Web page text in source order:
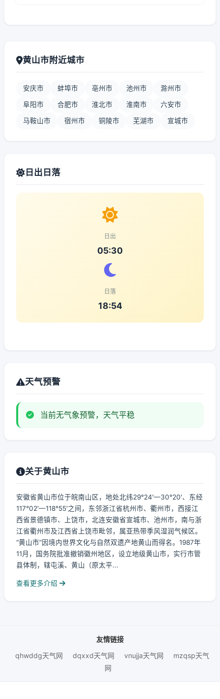
黄山市附近城市
安庆市 蚌埠市 亳州市 池州市 滁州市
阜阳市 合肥市 淮北市 淮南市 六安市
马鞍山市 宿州市 铜陵市 芜湖市 宣城市
日出日落
日出
05:30
日落
18:54
天气预警
当前无气象预警，天气平稳
关于黄山市
安徽省黄山市位于皖南山区，地处北纬29°24′—30°20′、东经
117°02′—118°55′之间，东邻浙江省杭州市、衢州市，西接江
西省景德镇市、上饶市，北连安徽省宣城市、池州市，南与浙
江省衢州市及江西省上饶市毗邻，属亚热带季风湿润气候区。
“黄山市”因境内世界文化与自然双遗产地黄山而得名。1987年
11月，国务院批准撤销徽州地区，设立地级黄山市，实行市管
县体制，辖屯溪、黄山（原太平...
查看更多介绍
友情链接
qhwddg天气网
dqxxd天气网 vnujja天气网
mzqsp天气
网